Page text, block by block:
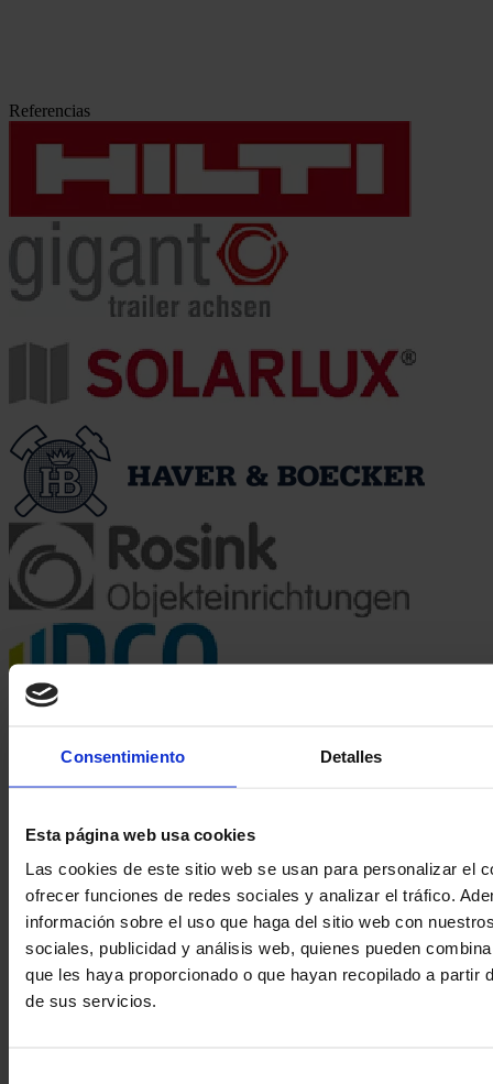
Consentimiento Detalles
Esta página web usa cookies
Las cookies de este sitio web se usan para personalizar el
ofrecer funciones de redes sociales y analizar el tráfico.
información sobre el uso que haga del sitio web con
sociales, publicidad y análisis web, quienes pueden
que les haya proporcionado o que hayan recopilado a partir
de sus servicios.
Referencias
Saber más
Empleo